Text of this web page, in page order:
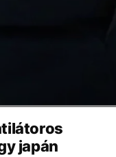
japán